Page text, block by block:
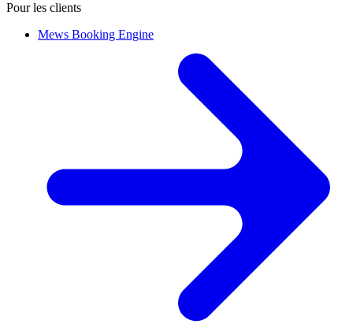
Pour les clients
Mews Booking Engine